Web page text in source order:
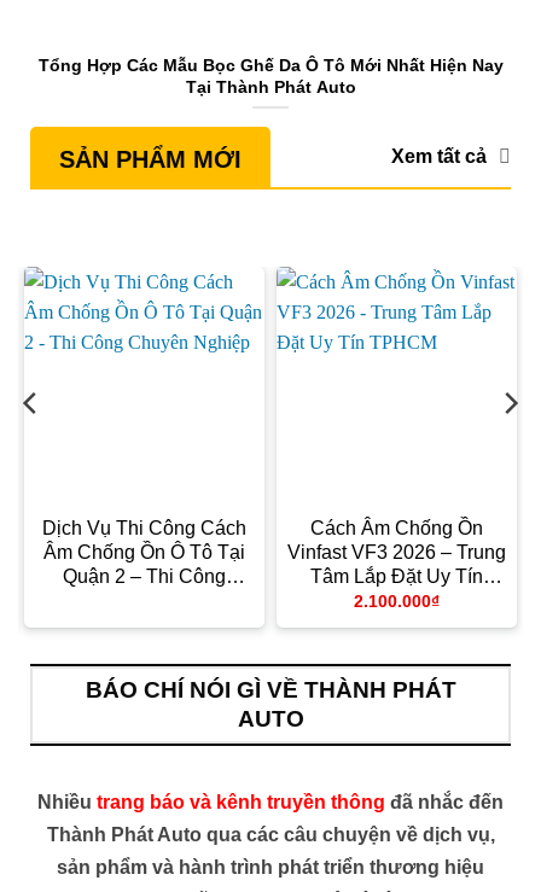
Tổng Hợp Các Mẫu Bọc Ghế Da Ô Tô Mới Nhất Hiện Nay
Tại Thành Phát Auto
SẢN PHẨM MỚI Xem tất cả
Dịch Vụ Thi Công Cách
Âm Chống Ồn Ô Tô Tại
Quận 2 – Thi Công
Cách Âm Chống Ồn
Vinfast VF3 2026 – Trung
Tâm Lắp Đặt Uy Tín
TPHCM
2.100.000₫
BÁO CHÍ NÓI GÌ VỀ THÀNH PHÁT
AUTO
Nhiều trang báo và kênh truyền thông đã nhắc đến
Thành Phát Auto qua các câu chuyện về dịch vụ,
sản phẩm và hành trình phát triển thương hiệu